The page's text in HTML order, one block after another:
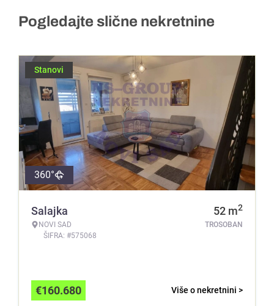
Pogledajte slične nekretnine
Stanovi
360°
Salajka
NOVI SAD
ŠIFRA: #575068
52 m2
TROSOBAN
Više o nekretnini >
€160.680